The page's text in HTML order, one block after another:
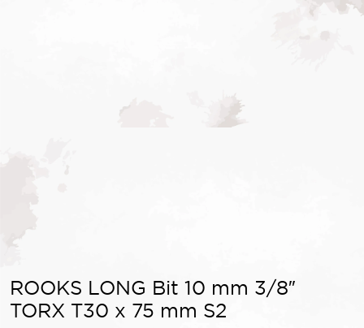
ROOKS LONG Bit 10 mm 3/8″
TORX T30 x 75 mm S2